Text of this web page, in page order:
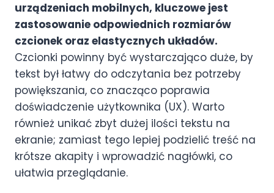
urządzeniach mobilnych, kluczowe jest
zastosowanie odpowiednich rozmiarów
czcionek oraz elastycznych układów.
Czcionki powinny być wystarczająco duże, by
tekst był łatwy do odczytania bez potrzeby
powiększania, co znacząco poprawia
doświadczenie użytkownika (UX). Warto
również unikać zbyt dużej ilości tekstu na
ekranie; zamiast tego lepiej podzielić treść na
krótsze akapity i wprowadzić nagłówki, co
ułatwia przeglądanie.